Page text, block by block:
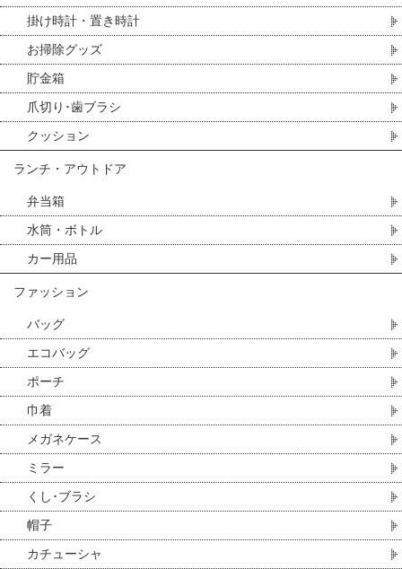
掛け時計・置き時計
お掃除グッズ
貯金箱
爪切り･歯ブラシ
クッション
ランチ・アウトドア
弁当箱
水筒・ボトル
カー用品
ファッション
バッグ
エコバッグ
ポーチ
巾着
メガネケース
ミラー
くし･ブラシ
帽子
カチューシャ